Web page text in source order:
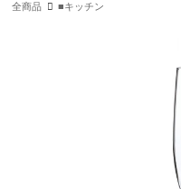
全商品 ■キッチン